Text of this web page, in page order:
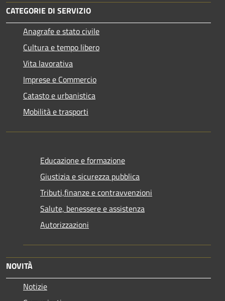
CATEGORIE DI SERVIZIO
Anagrafe e stato civile
Cultura e tempo libero
Vita lavorativa
Imprese e Commercio
Catasto e urbanistica
Mobilità e trasporti
Educazione e formazione
Giustizia e sicurezza pubblica
Tributi,finanze e contravvenzioni
Salute, benessere e assistenza
Autorizzazioni
NOVITÀ
Notizie